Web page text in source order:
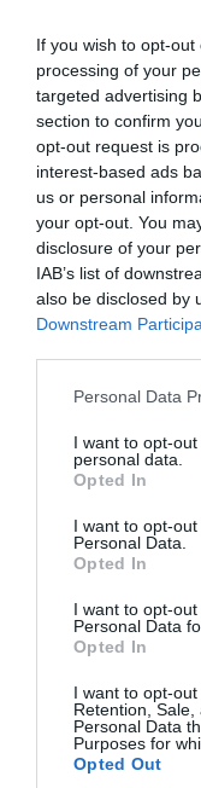
If you wish to opt-
processing of your
targeted advertising
section to confirm
opt-out request is
interest-based ads
us or personal
your opt-out. You
disclosure of your
IAB’s list of
also be disclosed by
Downstream
Please note that
not limited to your
grant or deny
use your data for
consent section.
Personal Data
I want to opt-
personal data.
Opted In
I want to opt-
Personal Data.
Opted In
I want to opt-
Personal Data
Opted In
I want to opt-out
Retention,
Personal Data
Purposes for
Opted Out
06.08.2026 | 09:03
«Οι εντελώς
τα ζώα που
Αττικής (φωτο)
04.08.2026 | 15:02
Αυτή την ώρα
υπουργό